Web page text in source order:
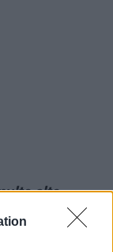
alte
puțin cinci